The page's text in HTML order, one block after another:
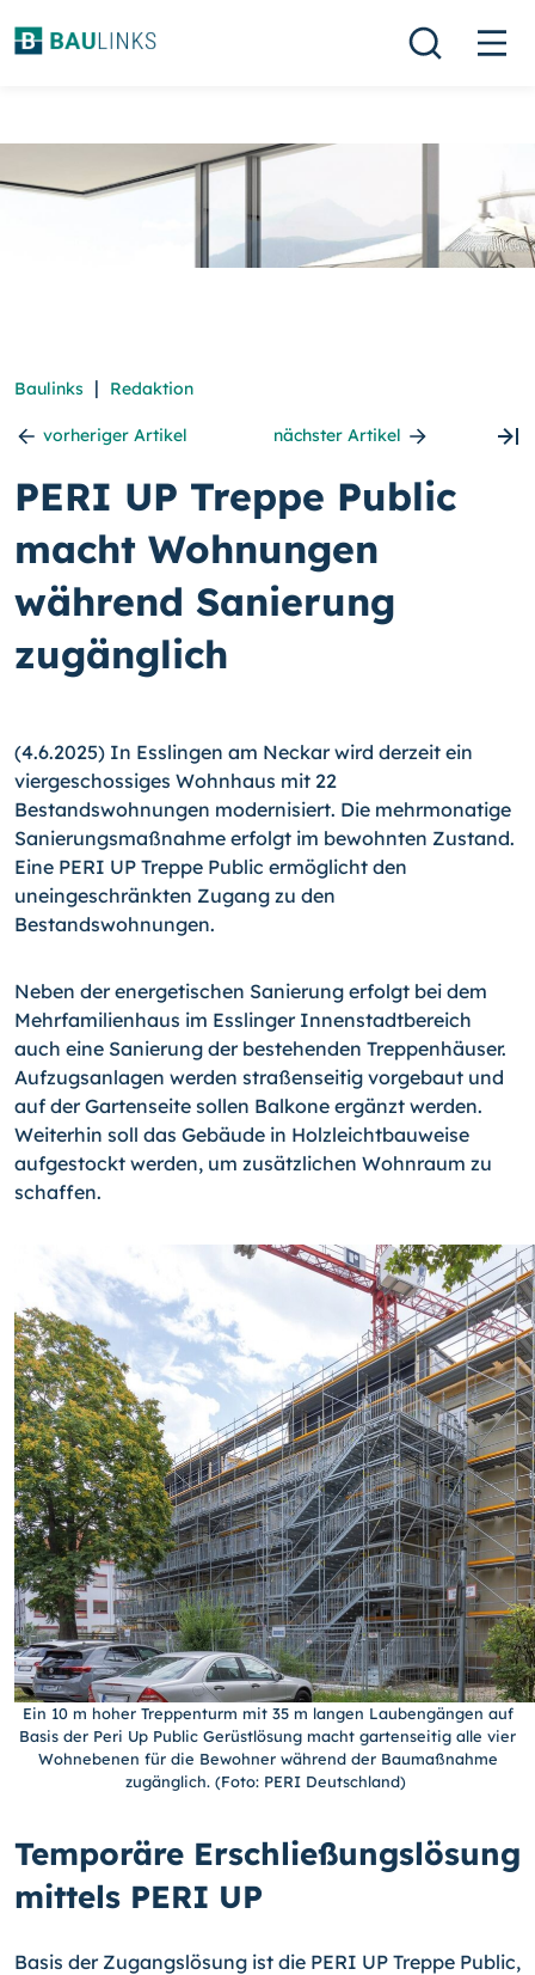
Baulinks | Redaktion
vorheriger Artikel nächster Artikel
PERI UP Treppe Public
macht Wohnungen
während Sanierung
zugänglich
(4.6.2025) In Esslingen am Neckar wird derzeit ein
viergeschossiges Wohnhaus mit 22
Bestandswohnungen modernisiert. Die mehrmonatige
Sanierungsmaßnahme erfolgt im bewohnten Zustand.
Eine PERI UP Treppe Public ermöglicht den
uneingeschränkten Zugang zu den
Bestandswohnungen.
Neben der energetischen Sanierung erfolgt bei dem
Mehrfamilienhaus im Esslinger Innenstadtbereich
auch eine Sanierung der bestehenden Treppenhäuser.
Aufzugsanlagen werden straßenseitig vorgebaut und
auf der Gartenseite sollen Balkone ergänzt werden.
Weiterhin soll das Gebäude in Holzleichtbauweise
aufgestockt werden, um zusätzlichen Wohnraum zu
schaffen.
Ein 10 m hoher Treppenturm mit 35 m langen Laubengängen auf
Basis der Peri Up Public Gerüstlösung macht gartenseitig alle vier
Wohnebenen für die Bewohner während der Baumaßnahme
zugänglich. (Foto: PERI Deutschland)
Temporäre Erschließungslösung
mittels PERI UP
Basis der Zugangslösung ist die PERI UP Treppe Public,